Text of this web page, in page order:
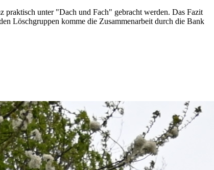
praktisch unter "Dach und Fach" gebracht werden. Das Fazit
Löschgruppen komme die Zusammenarbeit durch die Bank